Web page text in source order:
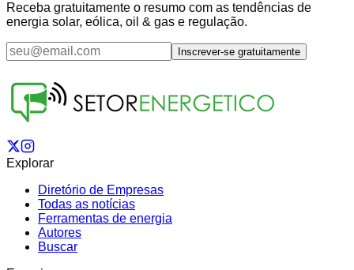
Receba gratuitamente o resumo com as tendências de
energia solar, eólica, oil & gas e regulação.
Inscrever-se gratuitamente
Explorar
Diretório de Empresas
Todas as notícias
Ferramentas de energia
Autores
Buscar